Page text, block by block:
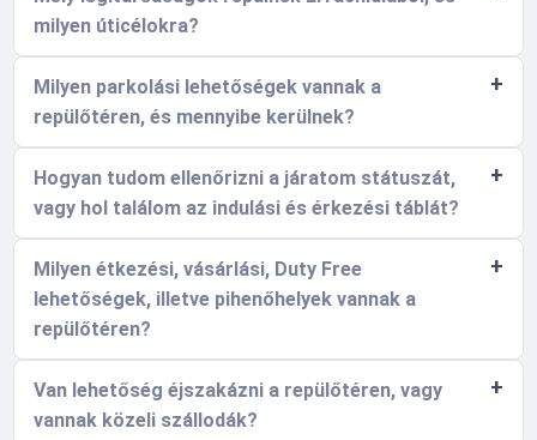
milyen úticélokra?
Milyen parkolási lehetőségek vannak a
repülőtéren, és mennyibe kerülnek?
Hogyan tudom ellenőrizni a járatom státuszát,
vagy hol találom az indulási és érkezési táblát?
Milyen étkezési, vásárlási, Duty Free
lehetőségek, illetve pihenőhelyek vannak a
repülőtéren?
Van lehetőség éjszakázni a repülőtéren, vagy
vannak közeli szállodák?